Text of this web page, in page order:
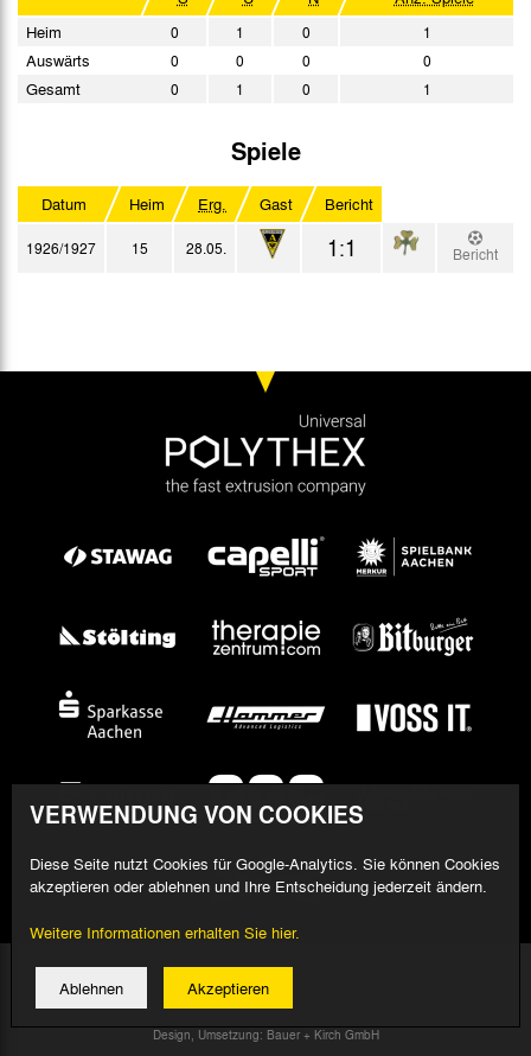
Heim
0 1 0 1
Auswärts 0 0 0 0
Gesamt 0 1 0 1
Spiele
Datum Heim Erg. Gast Bericht
1926/1927 15 28.05. 1:1 Bericht
© 2026 Alemannia Aachen - Alle Rechte vorbehalten
Impressum/Datenschutz
Design, Umsetzung: Bauer + Kirch GmbH
VERWENDUNG VON COOKIES
Diese Seite nutzt Cookies für Google-Analytics. Sie können Cookies
akzeptieren oder ablehnen und Ihre Entscheidung jederzeit ändern.
Weitere Informationen erhalten Sie hier.
Ablehnen Akzeptieren